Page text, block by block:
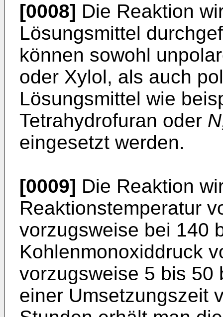
[0008] Die Reaktion
Lösungsmittel
können sowohl
oder Xylol, als auch
Lösungsmittel wie
Tetrahydrofuran oder
eingesetzt werden.
[0009] Die Reaktion
Reaktionstemperatur
vorzugsweise bei 140
Kohlenmonoxiddruck
vorzugsweise 5 bis 50
einer Umsetzungszeit